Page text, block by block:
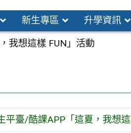
新生專區 升學資訊
我想這樣 FUN」活動
平臺/酷課APP「這夏，我想